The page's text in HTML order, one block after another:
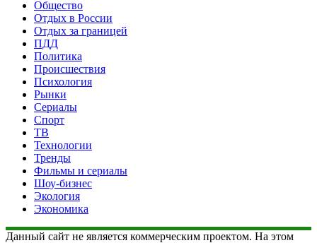
Общество
Отдых в России
Отдых за границей
ПДД
Политика
Происшествия
Психология
Рынки
Сериалы
Спорт
ТВ
Технологии
Тренды
Фильмы и сериалы
Шоу-бизнес
Экология
Экономика
Данный сайт не является коммерческим проектом. На этом